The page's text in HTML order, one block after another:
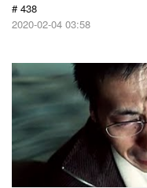
# 438
2020-02-04 03:58